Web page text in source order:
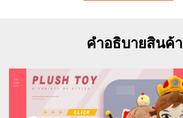
คำอธิบายสินค้า